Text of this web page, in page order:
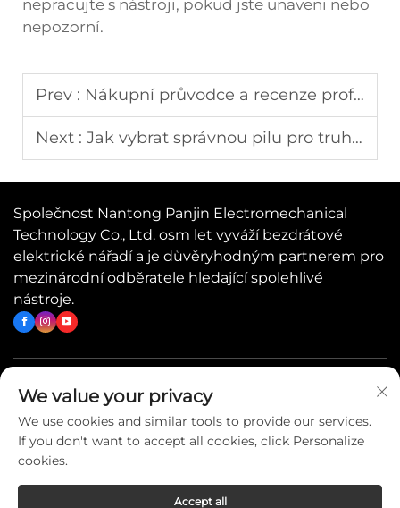
nepracujte s nástroji, pokud jste unaveni nebo
nepozorní.
Prev : Nákupní průvodce a recenze profesionálních sekaček na živé ploty
Next : Jak vybrat správnou pilu pro truhlářskou práci v roce 2025
Společnost Nantong Panjin Electromechanical
Technology Co., Ltd. osm let vyváží bezdrátové
elektrické nářadí a je důvěryhodným partnerem pro
mezinárodní odběratele hledající spolehlivé
nástroje.
Rychlé odkazy
Kontaktujte nás
We value your privacy
We use cookies and similar tools to provide our services.
If you don't want to accept all cookies, click Personalize
cookies.
Accept all